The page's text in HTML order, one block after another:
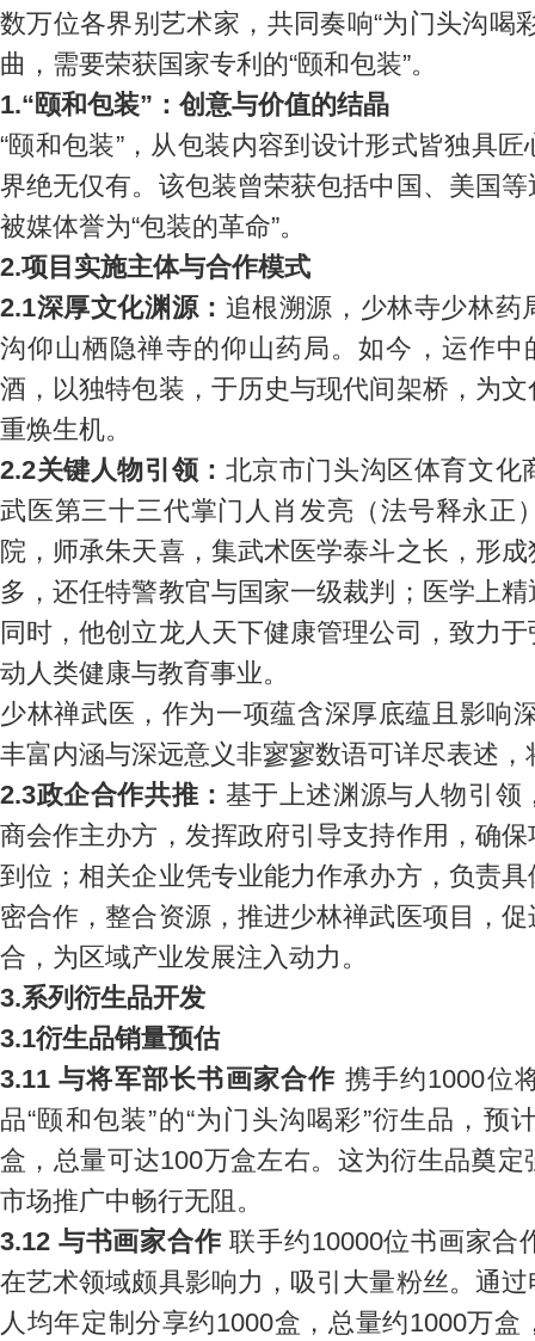
数万位各界别艺术家，共同奏响“为门头沟喝
曲，需要荣获国家专利的“颐和包装”。
1.“颐和包装”：创意与价值的结晶
“颐和包装”，从包装内容到设计形式皆独具
界绝无仅有。该包装曾荣获包括中国、美国
被媒体誉为“包装的革命”。
2.项目实施主体与合作模式
2.1深厚文化渊源： 追根溯源，少林寺少林药
沟仰山栖隐禅寺的仰山药局。如今，运作中
酒，以独特包装，于历史与现代间架桥，为
重焕生机。
2.2关键人物引领： 北京市门头沟区体育文化
武医第三十三代掌门人肖发亮（法号释永正
院，师承朱天喜，集武术医学泰斗之长，形
多，还任特警教官与国家一级裁判；医学上
同时，他创立龙人天下健康管理公司，致力
动人类健康与教育事业。
少林禅武医，作为一项蕴含深厚底蕴且影响
丰富内涵与深远意义非寥寥数语可详尽表述
2.3政企合作共推： 基于上述渊源与人物引领
商会作主办方，发挥政府引导支持作用，确
到位；相关企业凭专业能力作承办方，负责
密合作，整合资源，推进少林禅武医项目，
合，为区域产业发展注入动力。
3.系列衍生品开发
3.1衍生品销量预估
3.11 与将军部长书画家合作 携手约1000位
品“颐和包装”的“为门头沟喝彩”衍生品，预
盒，总量可达100万盒左右。这为衍生品奠
市场推广中畅行无阻。
3.12 与书画家合作联手约10000位书画家合
在艺术领域颇具影响力，吸引大量粉丝。通
人均年定制分享约1000盒，总量约1000万